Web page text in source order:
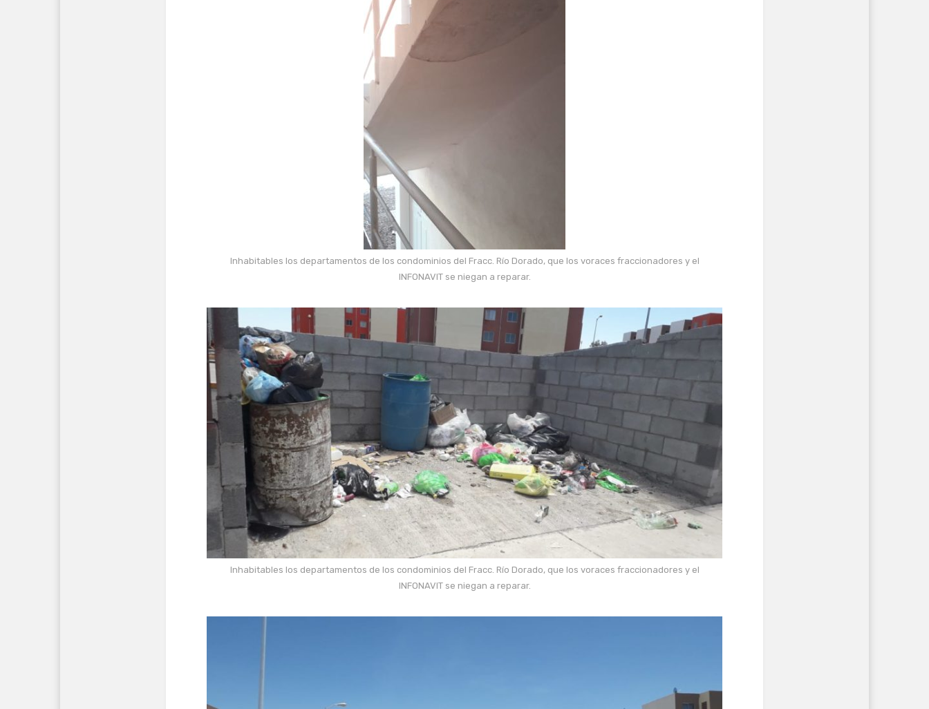
Inhabitables los departamentos de los condominios del Fracc. Río Dorado, que los voraces fraccionadores y el
INFONAVIT se niegan a reparar.
Inhabitables los departamentos de los condominios del Fracc. Río Dorado, que los voraces fraccionadores y el
INFONAVIT se niegan a reparar.